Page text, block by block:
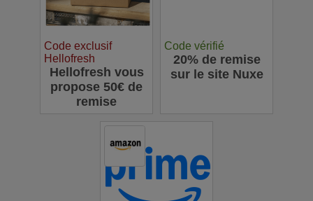
Code exclusif
Hellofresh
Hellofresh vous
propose 50€ de
remise
Code vérifié
20% de remise
sur le site Nuxe